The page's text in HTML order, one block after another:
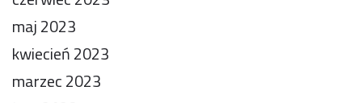
maj 2023
kwiecień 2023
marzec 2023